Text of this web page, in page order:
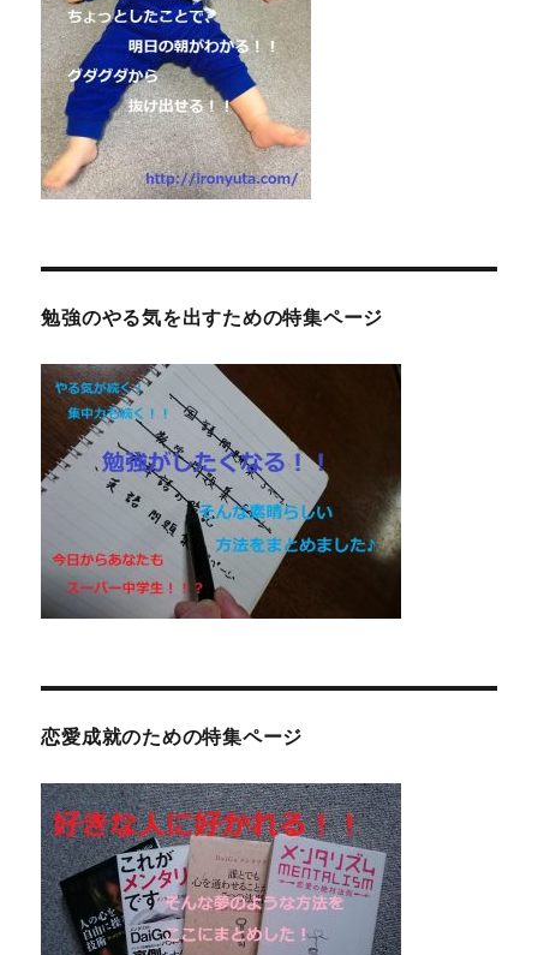
勉強のやる気を出すための特集ページ
恋愛成就のための特集ページ